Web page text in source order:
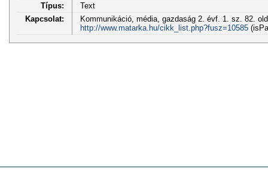
Típus:
Text
Kapcsolat:
Kommunikáció, média, gazdaság 2. évf. 1. sz. 82.
http://www.matarka.hu/cikk_list.php?fusz=10585